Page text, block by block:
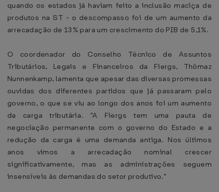
quando os estados já haviam feito a inclusão maciça de
produtos na ST - o descompasso foi de um aumento da
arrecadação de 13% para um crescimento do PIB de 5,1%.
O coordenador do Conselho Técnico de Assuntos
Tributários, Legais e Financeiros da Fiergs, Thômaz
Nunnenkamp, lamenta que apesar das diversas promessas
ouvidas dos diferentes partidos que já passaram pelo
governo, o que se viu ao longo dos anos foi um aumento
da carga tributária. "A Fiergs tem uma pauta de
negociação permanente com o governo do Estado e a
redução da carga é uma demanda antiga. Nos últimos
anos vimos a arrecadação nominal crescer
significativamente, mas as administrações seguem
insensíveis às demandas do setor produtivo."